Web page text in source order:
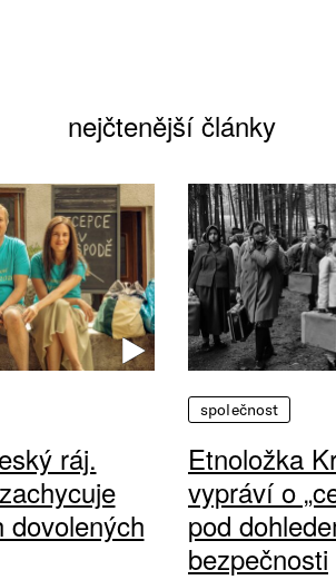
nejčtenější články
ráj.
dovolených
společnost
Etnoložka
vypráví o
pod
bezpečnosti